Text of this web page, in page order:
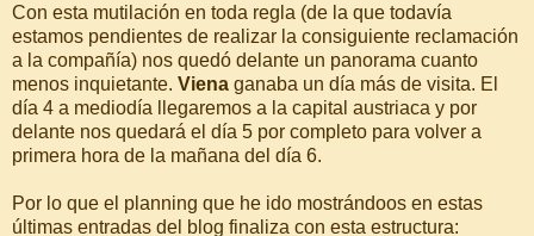
Con esta mutilación en toda regla (de la que todavía
estamos pendientes de realizar la consiguiente reclamación
a la compañía) nos quedó delante un panorama cuanto
menos inquietante. Viena ganaba un día más de visita. El
día 4 a mediodía llegaremos a la capital austriaca y por
delante nos quedará el día 5 por completo para volver a
primera hora de la mañana del día 6.
Por lo que el planning que he ido mostrándoos en estas
últimas entradas del blog finaliza con esta estructura: